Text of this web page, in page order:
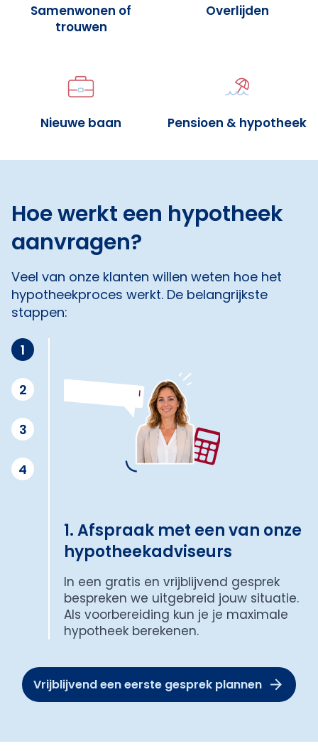
Samenwonen of
trouwen
Overlijden
Nieuwe baan Pensioen & hypotheek
Hoe werkt een hypotheek
aanvragen?
Veel van onze klanten willen weten hoe het
hypotheekproces werkt. De belangrijkste
stappen:
1
2
3
4
1. Afspraak met een van onze
hypotheekadviseurs
In een gratis en vrijblijvend gesprek
bespreken we uitgebreid jouw situatie.
Als voorbereiding kun je je maximale
hypotheek berekenen.
Vrijblijvend een eerste gesprek plannen